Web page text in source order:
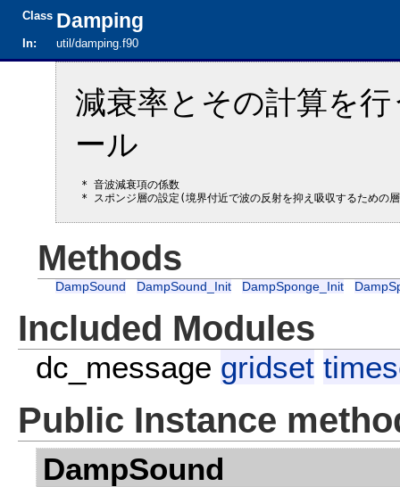
Class Damping
In: util/damping.f90
減衰率とその計算を
ール
* 音波減衰項の係数
Methods
DampSound DampSound_Init DampSponge_Init
Included Modules
dc_message gridset
Public Instance
DampSound